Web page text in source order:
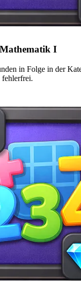
I
in Folge in der
fehlerfrei.